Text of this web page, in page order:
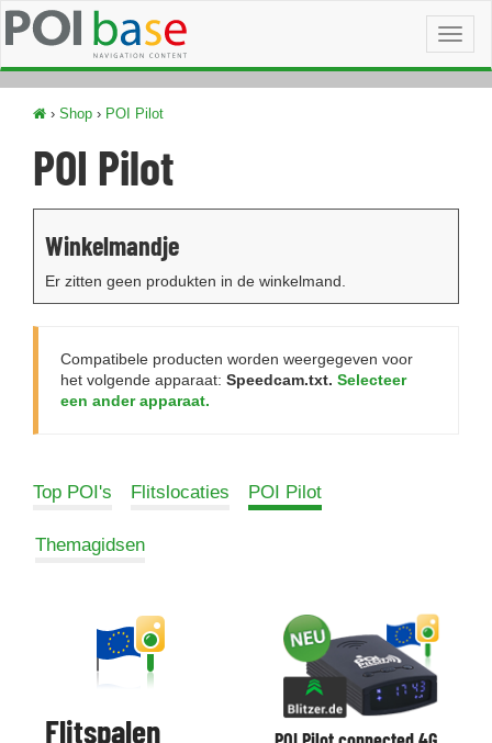
› Shop › POI Pilot
POI Pilot
Winkelmandje
Er zitten geen produkten in de winkelmand.
Compatibele producten worden weergegeven voor
het volgende apparaat: Speedcam.txt. Selecteer
een ander apparaat.
Top POI's Flitslocaties POI Pilot
Themagidsen
Flitspalen